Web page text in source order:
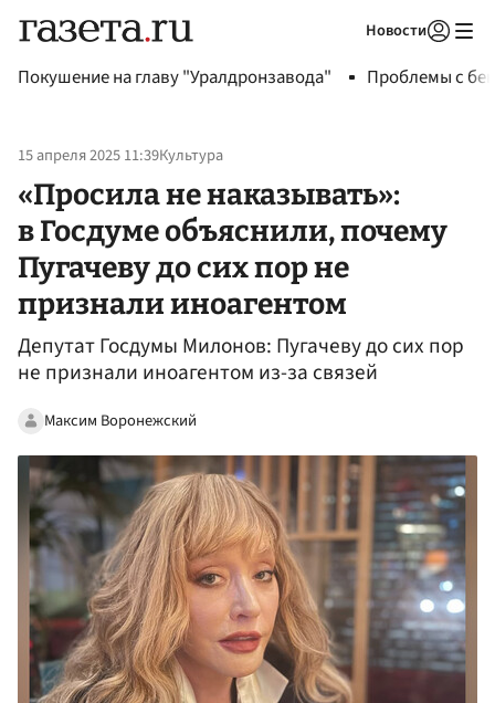
Новости
Покушение на главу "Уралдронзавода" Проблемы с
15 апреля 2025 11:39Культура
«Просила не наказывать»:
в Госдуме объяснили, почему
Пугачеву до сих пор не
признали иноагентом
Депутат Госдумы Милонов: Пугачеву до сих пор
не признали иноагентом из-за связей
Максим Воронежский